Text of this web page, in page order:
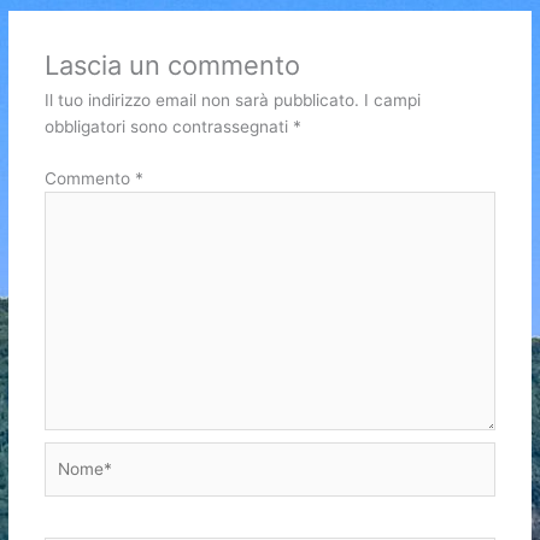
Lascia un commento
Il tuo indirizzo email non sarà pubblicato. I campi
obbligatori sono contrassegnati *
Commento *